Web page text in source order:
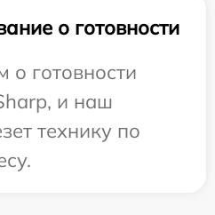
о готовности
готовности
и наш
технику по